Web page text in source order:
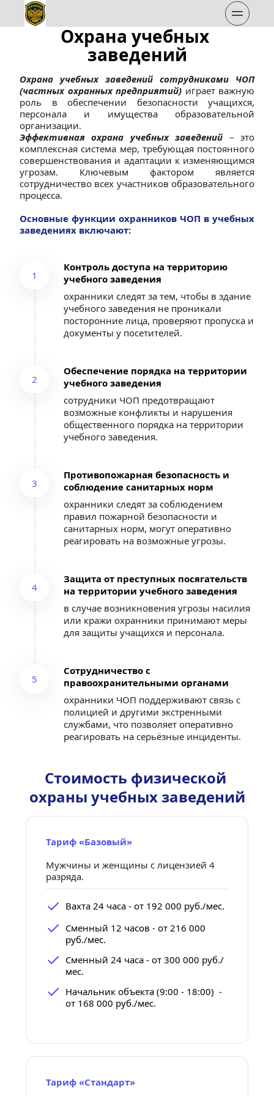
Охрана учебных
заведений
Охрана учебных заведений сотрудниками ЧОП
(частных охранных предприятий) играет важную
роль в обеспечении безопасности учащихся,
персонала и имущества образовательной
организации.
Эффективная охрана учебных заведений – это
комплексная система мер, требующая постоянного
совершенствования и адаптации к изменяющимся
угрозам. Ключевым фактором является
сотрудничество всех участников образовательного
процесса.
Основные функции охранников ЧОП в учебных
заведениях включают:
1
Контроль доступа на территорию
учебного заведения
охранники следят за тем, чтобы в здание
учебного заведения не проникали
посторонние лица, проверяют пропуска и
документы у посетителей.
2
Обеспечение порядка на территории
учебного заведения
сотрудники ЧОП предотвращают
возможные конфликты и нарушения
общественного порядка на территории
учебного заведения.
3
Противопожарная безопасность и
соблюдение санитарных норм
охранники следят за соблюдением
правил пожарной безопасности и
санитарных норм, могут оперативно
реагировать на возможные угрозы.
4
Защита от преступных посягательств
на территории учебного заведения
в случае возникновения угрозы насилия
или кражи охранники принимают меры
для защиты учащихся и персонала.
5
Сотрудничество с
правоохранительными органами
охранники ЧОП поддерживают связь с
полицией и другими экстренными
службами, что позволяет оперативно
реагировать на серьёзные инциденты.
Стоимость физической
охраны учебных заведений
Тариф «Базовый»
Мужчины и женщины с лицензией 4
разряда.
Вахта 24 часа - от 192 000 руб./мес.
Сменный 12 часов - от 216 000
руб./мес.
Сменный 24 часа - от 300 000 руб./
мес.
от 168 000 руб./мес.
Тариф «Стандарт»